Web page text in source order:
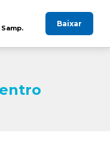
Baixar